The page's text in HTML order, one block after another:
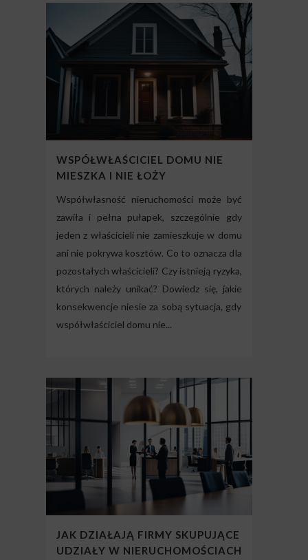
WSPÓŁWŁAŚCICIEL DOMU NIE
MIESZKA I NIE ŁOŻY
Współwłasność nieruchomości może być
zawiła i pełna pułapek, szczególnie gdy
jeden z właścicieli nie zamieszkuje w domu
ani nie pokrywa kosztów. Co to oznacza dla
pozostałych właścicieli? Czy istnieją ryzyka,
których należy unikać? Dowiedz się, jakie
konsekwencje niesie za sobą sytuacja, gdy
współwłaściciel domu nie...
JAK DZIAŁAJĄ FIRMY SKUPUJĄCE
UDZIAŁY W NIERUCHOMOŚCIACH